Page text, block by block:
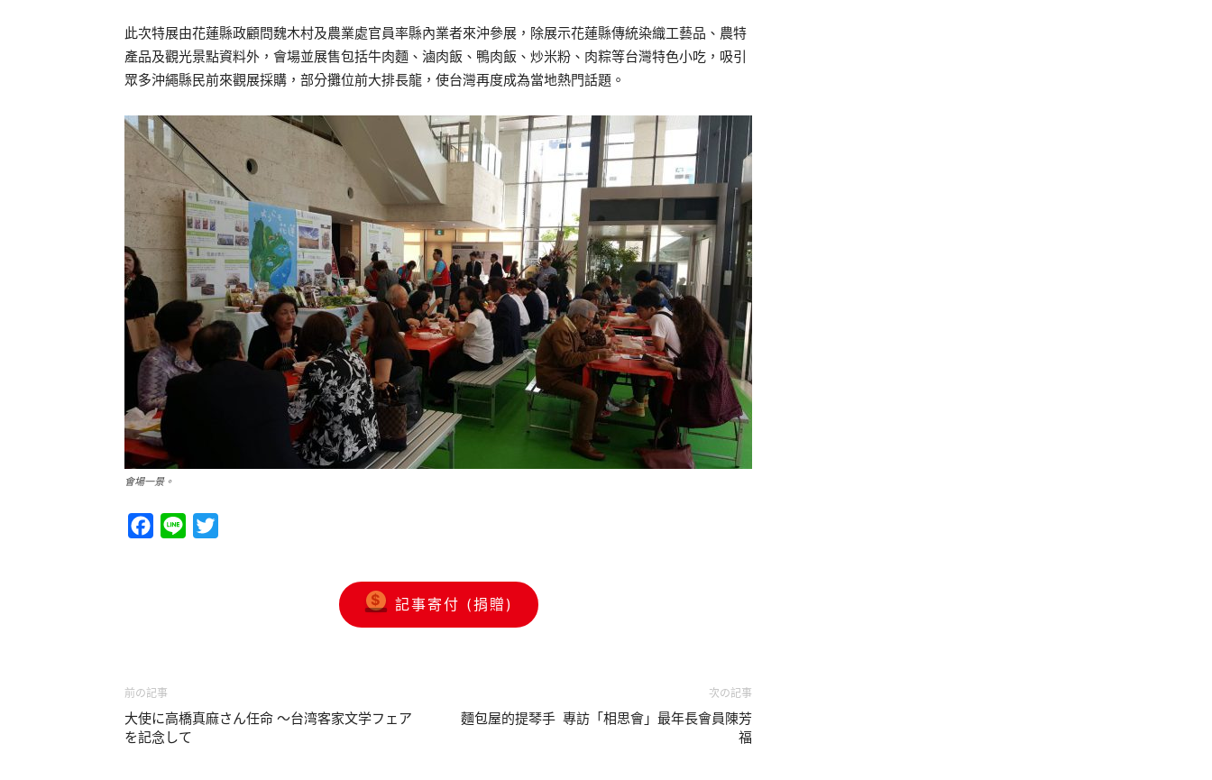
此次特展由花蓮縣政顧問魏木村及農業處官員率縣內業者來沖參展，除展示花蓮縣傳統染織工藝品、農特
產品及觀光景點資料外，會場並展售包括牛肉麵、滷肉飯、鴨肉飯、炒米粉、肉粽等台灣特色小吃，吸引
眾多沖繩縣民前來觀展採購，部分攤位前大排長龍，使台灣再度成為當地熱門話題。
會場一景。
Facebook
Line
記事寄付 (捐贈)
前の記事
大使に高橋真麻さん任命 ～台湾客家文学フェア
を記念して
次の記事
麵包屋的提琴手 專訪「相思會」最年長會員陳芳
福